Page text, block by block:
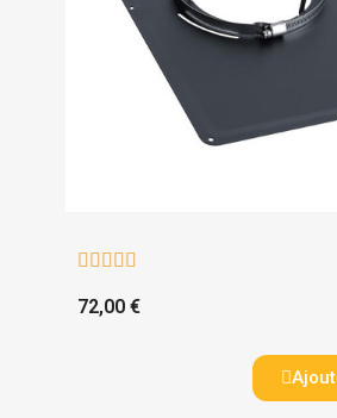
    
72,00 €